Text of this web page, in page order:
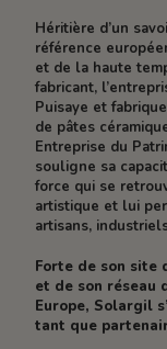
Héritière d’un
référence
et de la haute
fabricant,
Puisaye et
de pâtes
Entreprise du
souligne sa
force qui se
artistique et lui
artisans,
Forte de son site
et de son réseau
Europe, Solargil
tant que